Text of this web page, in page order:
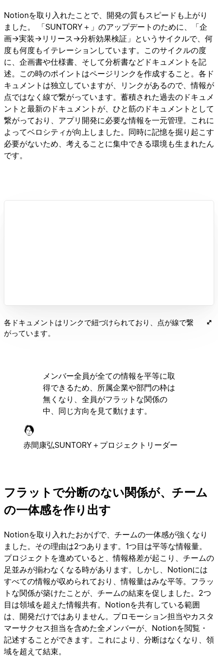
Notionを取り入れたことで、開発の質もスピードも上がり
ました。 「SUNTORY＋」のアップデートのために、「企
画→実装→リリース→分析効果検証」というサイクルで、何
度も何度もイテレーションしています。このサイクルの度
に、企画書や仕様書、そして分析書などドキュメントを記
述。この時のポイントはページリンクを作成すること。各ド
キュメントは独立していますが、リンクがあるので、情報が
点ではなく線で繋がっています。蓄積された過去のドキュメ
ントと最新のドキュメントが、ひと筋のドキュメントとして
繋がっており、アプリ開発に必要な情報を一元管理。これに
よってベロシティが向上しました。同時に記憶を掘り起こす
必要がないため、考えることに集中できる環境も生まれたん
です。
各ドキュメントはリンクで紐づけられており、点が線で繋
がっています。
メンバー全員が全ての情報を平等に取
得できるため、所属企業や部門の枠は
無くなり、全員がフラットな関係の
中、同じ方向を見て動けます。
赤間康弘SUNTORY＋プロジェクトリーダー
フラットで分断のない関係が、チーム
の一体感を作り出す
Notionを取り入れたおかげで、チームの一体感が強くなり
ました。その理由は2つあります。1つ目は平等な情報量。
プロジェクトを進めていると、情報格差が起こり、チームの
足並みが揃わなくなる時があります。しかし、Notionには
すべての情報が収められており、情報量はみな平等。フラッ
トな関係が築けたことが、チームの結束を促しました。2つ
目は領域を超えた情報共有。Notionを共有している範囲
は、開発だけではありません。プロモーション担当やカスタ
マーサクセス担当を含めた全メンバーが、Notionを閲覧・
記述することができます。これにより、分断はなくなり、領
域を超えて結束。